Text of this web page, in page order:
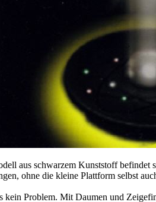
aus schwarzem Kunststoff befindet
ohne die kleine Plattform selbst
kein Problem. Mit Daumen und